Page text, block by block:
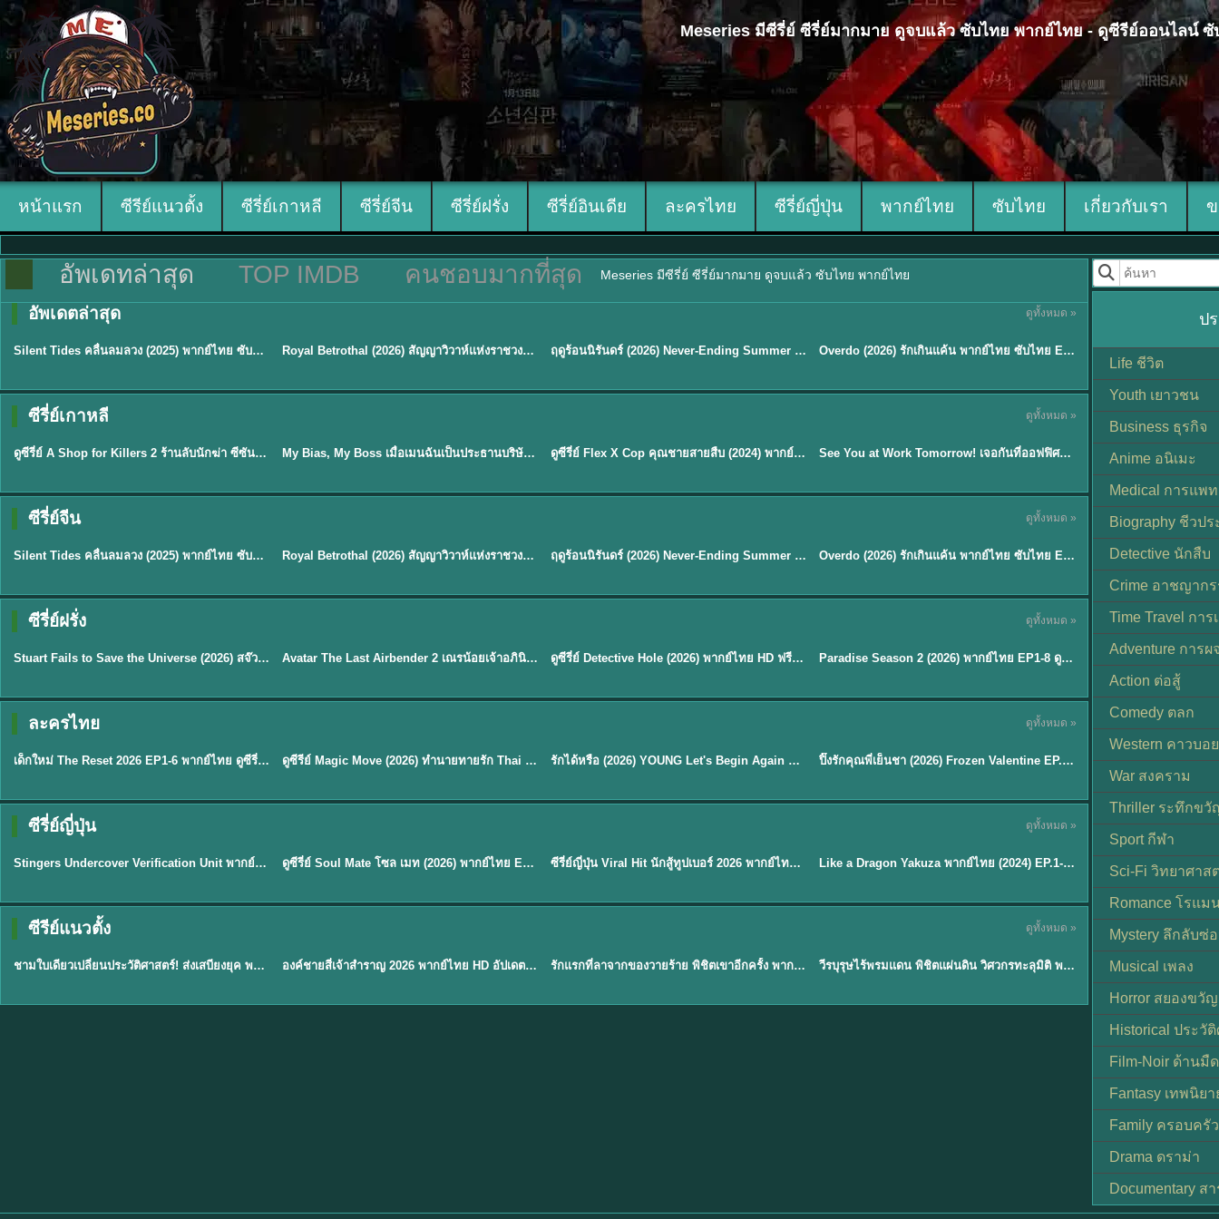
Meseries มีซีรี่ย์ ซีรี่ย์มากมาย ดูจบแล้ว ซับไทย พากย์ไทย - ดูซีรีย์ออนไลน์
หน้าแรก ซีรีย์แนวตั้ง ซีรี่ย์เกาหลี ซีรี่ย์จีน ซีรี่ย์ฝรั่ง ซีรี่ย์อินเดีย ละครไทย ซีรี่ย์ญี่ปุ่น พากย์ไทย ซับไทย เกี่ยวกับเรา
อัพเดทล่าสุด TOP IMDB คนชอบมากที่สุด Meseries มีซีรี่ย์ ซีรี่ย์มากมาย ดูจบแล้ว ซับไทย พากย์ไทย
อัพเดตล่าสุด ดูทั้งหมด »
★9.5
พากย์ไทย
Silent Tides คลื่นลมลวง (2025) พากย์ไทย ซับไทย EP.1-31 ★9 Royal Betrothal (2026) สัญญาวิวาห์แห่งราชวงศ์ พากย์ไทย ซับไทย EP1-32 ★8.8 ฤดูร้อนนิรันดร์ (2026) Never-Ending Summer พากย์ไทย EP.1-29 Overdo (2026) รักเกินแค้น พากย์ไทย ซับไทย EP1-33 (จบ)
ซีรี่ย์เกาหลี ดูทั้งหมด »
★8 EP.16
พากย์ไทย
ดูซีรี่ย์ A Shop for Killers 2 ร้านลับนักฆ่า ซีซัน 2 (2026) ซับไทย-พากย์ไทย My Bias, My Boss เมื่อเมนฉันเป็นประธานบริษัท (2026) พากย์ไทย ซับไทย EP.1-12 ★8 EP.16ดูซีรี่ย์ Flex X Cop คุณชายสายสืบ (2024) พากย์ไทย-ซับไทย EP.1-16 (จบ) ★9 EP.8See You at Work Tomorrow! เจอกันที่ออฟฟิศพรุ่งนี้นะ พากย์ไทย
ซีรี่ย์จีน ดูทั้งหมด »
★9.5
พากย์ไทย
Silent Tides คลื่นลมลวง (2025) พากย์ไทย ซับไทย EP.1-31 ★9 Royal Betrothal (2026) สัญญาวิวาห์แห่งราชวงศ์ พากย์ไทย ซับไทย EP1-32 ★8.8 ฤดูร้อนนิรันดร์ (2026) Never-Ending Summer พากย์ไทย EP.1-29 Overdo (2026) รักเกินแค้น พากย์ไทย ซับไทย EP1-33 (จบ)
ซีรี่ย์ฝรั่ง ดูทั้งหมด »
★8.8 EP.2
พากย์ไทย
Stuart Fails to Save the Universe (2026) สจ๊วตล่มแผนกู้จักรวาล พากย์ไทย EP1-10 ★7.8 EP.7Avatar The Last Airbender 2 เณรน้อยเจ้าอภินิหาร พากย์ไทย EP.9ดูซีรี่ย์ Detective Hole (2026) พากย์ไทย HD ฟรี อัปเดตล่าสุด Netflix EP.8Paradise Season 2 (2026) พากย์ไทย EP1-8 ดูซีรี่ย์ฝรั่ง HD ครบทุกตอน
ละครไทย ดูทั้งหมด »
★ 8 EP.6
พากย์ไทย
เด็กใหม่ The Reset 2026 EP1-6 พากย์ไทย ดูซีรี่ย์ Netflix ล่าสุด HD ดูซีรีย์ Magic Move (2026) ทำนายทายรัก Thai EP.1-10 HD รักได้หรือ (2026) YOUNG Let's Begin Again พากย์ไทย EP.1-19 ★8 ปิ๊งรักคุณพี่เย็นชา (2026) Frozen Valentine EP.1-10 (จบ)
ซีรี่ย์ญี่ปุ่น ดูทั้งหมด »
EP.11
พากย์ไทย
Stingers Undercover Verification Unit พากย์ไทย EP1-11 HD ฟรี ★8 EP.8ดูซีรี่ย์ Soul Mate โซล เมท (2026) พากย์ไทย EP.1-8 (จบ) ★7.9 EP.6ซีรี่ย์ญี่ปุ่น Viral Hit นักสู้ทูปเบอร์ 2026 พากย์ไทย EP.1-6 ★7 EP.6Like a Dragon Yakuza พากย์ไทย (2024) EP.1-6 (จบ)
ซีรีย์แนวตั้ง ดูทั้งหมด »
EP.1
พากย์ไทย
ชามใบเดียวเปลี่ยนประวัติศาสตร์! ส่งเสบียงยุค พากย์ไทย EP.1องค์ชายสี่เจ้าสำราญ 2026 พากย์ไทย HD อัปเดตล่าสุด ดูออนไลน์ EP.1รักแรกที่ลาจากของวายร้าย พิชิตเขาอีกครั้ง พากย์ไทย EP.1วีรบุรุษไร้พรมแดน พิชิตแผ่นดิน วิศวกรทะลุมิติ พลิกแผ่นดิน
ป
Life ชีวิต
Youth เยาวชน
Business ธุรกิจ
Anime อนิเมะ
Medical การแพ
Biography ชีวปร
Detective นักสืบ
Crime อาชญาก
Time Travel กา
Adventure การ
Action ต่อสู้
Comedy ตลก
Western คาวบอ
War สงคราม
Thriller ระทึกขวั
Sport กีฬา
Sci-Fi วิทยาศาส
Romance โรแม
Mystery ลึกลับซ่
Musical เพลง
Horror สยองขวัญ
Historical ประวั
Film-Noir ด้านมื
Fantasy เทพนิยา
Family ครอบครัว
Drama ดราม่า
Documentary ส